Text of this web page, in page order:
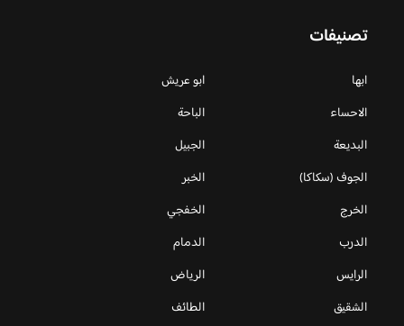
تصنيفات
ابها
ابو عريش
الاحساء
الباحة
البديعة
الجبيل
الجوف (سكاكا)
الخبر
الخرج
الخفجي
الدرب
الدمام
الرايس
الرياض
الشقيق
الطائف